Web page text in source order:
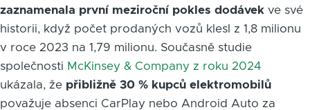
zaznamenala první meziroční pokles dodávek ve své
historii, když počet prodaných vozů klesl z 1,8 milionu
v roce 2023 na 1,79 milionu. Současně studie
společnosti McKinsey & Company z roku 2024
ukázala, že přibližně 30 % kupců elektromobilů
považuje absenci CarPlay nebo Android Auto za